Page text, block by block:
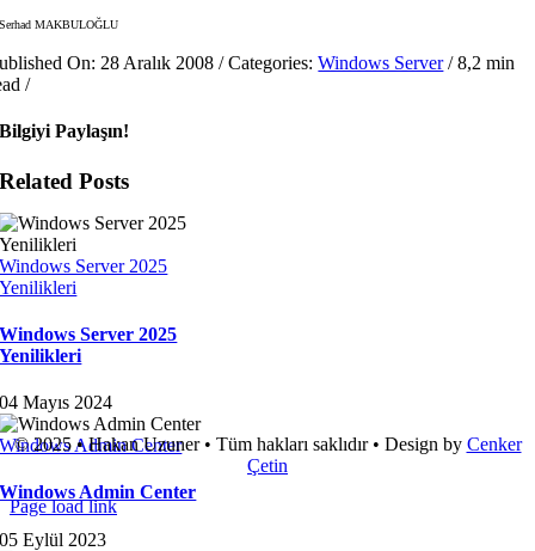
Serhad MAKBULOĞLU
On: 28 Aralık 2008 /Categories:Windows Server/8,2 min
/
Bilgiyi Paylaşın!
Related Posts
Windows Server 2025
Yenilikleri
Windows Server 2025
Yenilikleri
04 Mayıs 2024
Windows Admin Center
Windows Admin Center
05 Eylül 2023
© 2025 • Hakan Uzuner • Tüm hakları saklıdır • Design by Cenker
Çetin
Page load link